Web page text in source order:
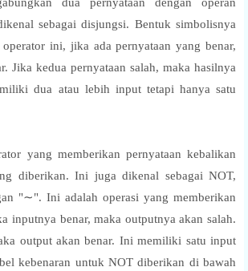
sebagai disjungsi. Bentuk simbolisnya
ini, jika ada pernyataan yang benar,
Jika kedua pernyataan salah, maka hasilnya
dua atau lebih input tetapi hanya satu
yang memberikan pernyataan kebalikan
diberikan. Ini juga dikenal sebagai NOT,
"∼". Ini adalah operasi yang memberikan
inputnya benar, maka outputnya akan salah.
output akan benar. Ini memiliki satu input
kebenaran untuk NOT diberikan di bawah